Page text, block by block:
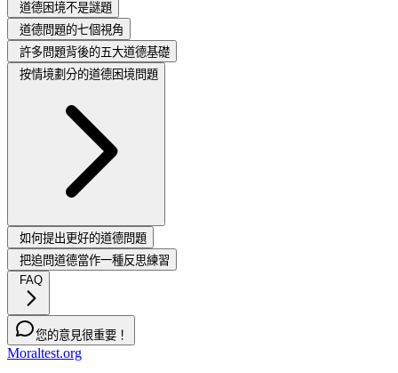
道德困境不是謎題
道德問題的七個視角
許多問題背後的五大道德基礎
按情境劃分的道德困境問題
如何提出更好的道德問題
把追問道德當作一種反思練習
FAQ
您的意見很重要！
Moraltest.org